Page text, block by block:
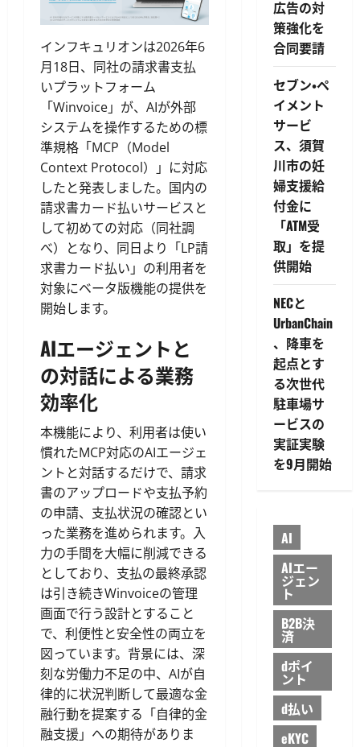
インフキュリオンは2026年6
月18日、同社の請求書支払
いプラットフォーム
「Winvoice」が、AIが外部
システムを操作するための標
準規格「MCP（Model
Context Protocol）」に対応
したと発表しました。国内の
請求書カード払いサービスと
して初めての対応（同社調
べ）となり、同日より「LP請
求書カード払い」の利用者を
対象にベータ版機能の提供を
開始します。
AIエージェントと
の対話による業務
効率化
本機能により、利用者は使い
慣れたMCP対応のAIエージェ
ントと対話するだけで、請求
書のアップロードや支払予約
の申請、支払状況の確認とい
った業務を進められます。入
力の手間を大幅に削減できる
としており、支払の最終承認
は引き続きWinvoiceの管理
画面で行う設計とすること
で、利便性と安全性の両立を
図っています。背景には、深
刻な労働力不足の中、AIが自
律的に状況判断して最適な金
融行動を提案する「自律的金
融支援」への期待がありま
広告の対
策強化を
合同要請
セブン・ペ
イメント
サービ
ス、須賀
川市の妊
婦支援給
付金に
「ATM受
取」を提
供開始
NECと
UrbanChain
、降車を
起点とす
る次世代
駐車場サ
ービスの
実証実験
を9月開始
AI
AIエー
ジェン
ト
B2B決
済
dポイ
ント
d払い
eKYC